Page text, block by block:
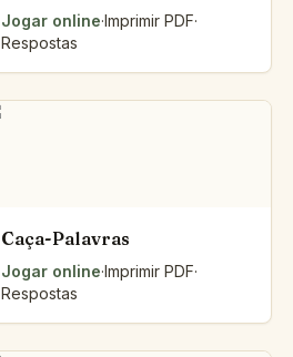
Jogar online·Imprimir PDF·
Respostas
Caça-Palavras
Jogar online·Imprimir PDF·
Respostas